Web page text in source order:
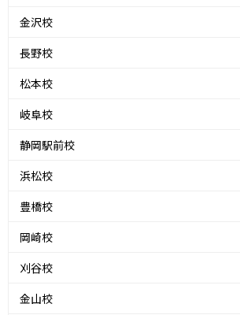
金沢校
長野校
松本校
岐阜校
静岡駅前校
浜松校
豊橋校
岡崎校
刈谷校
金山校